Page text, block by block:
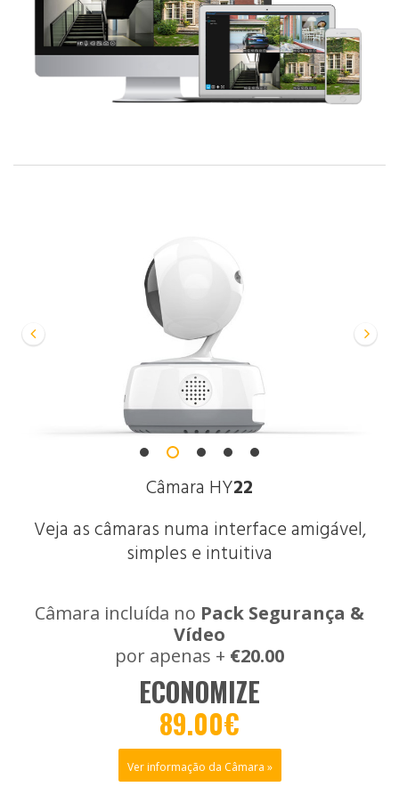
Câmara HY22
Veja as câmaras numa interface amigável,
simples e intuitiva
Câmara incluída no Pack Segurança &
Vídeo
por apenas + €20.00
ECONOMIZE
89.00€
Ver informação da Câmara »